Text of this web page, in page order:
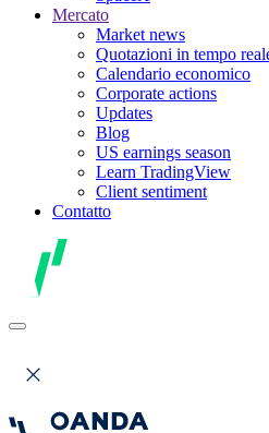
Mercato
Market news
Quotazioni in tempo
Calendario economico
Corporate actions
Updates
Blog
US earnings season
Learn TradingView
Client sentiment
Contatto